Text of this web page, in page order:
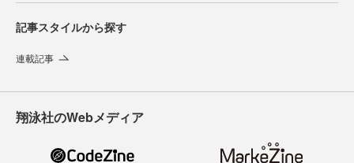
記事スタイルから探す
連載記事
翔泳社のWebメディア